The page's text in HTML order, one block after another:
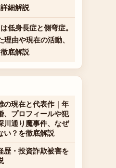
細解説
低身長症と側弯症。
由や現在の活動、
底解説
の現在と代表作｜年
、プロフィールや犯
川通り魔事件、なぜ
い？を徹底解説
歴・投資詐欺被害を